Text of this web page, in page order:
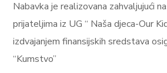
Nabavka je realizovana zahvaljujući
prijateljima iz UG “ Naša djeca-Our
izdvajanjem finansijskih sredstava
“Kumstvo”